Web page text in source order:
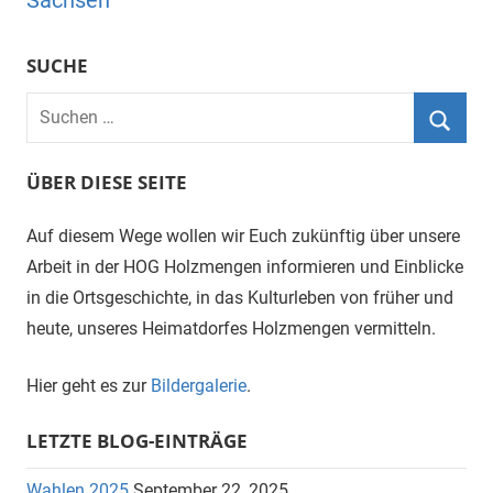
SUCHE
Suchen
nach:
ÜBER DIESE SEITE
Auf diesem Wege wollen wir Euch zukünftig über unsere
Arbeit in der HOG Holzmengen informieren und Einblicke
in die Ortsgeschichte, in das Kulturleben von früher und
heute, unseres Heimatdorfes Holzmengen vermitteln.
Hier geht es zur Bildergalerie.
LETZTE BLOG-EINTRÄGE